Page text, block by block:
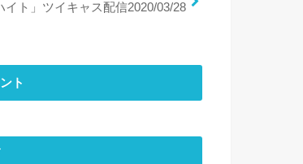
イト」ツイキャス配信2020/03/28
ト